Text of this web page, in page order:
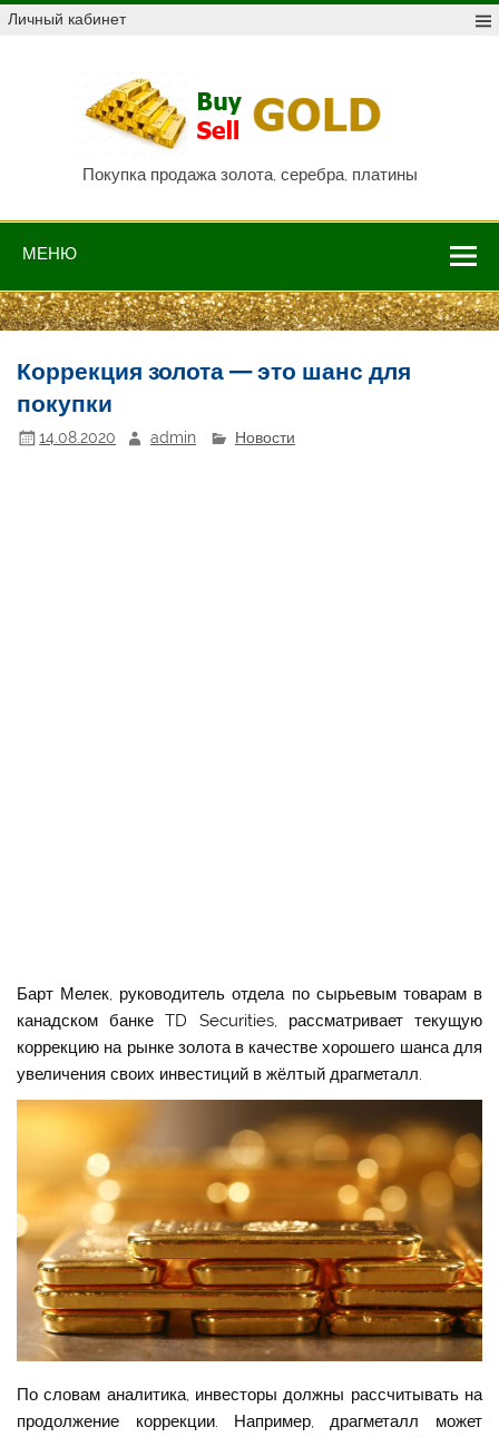
Skip
toЛичный кабинет
Покупка продажа золота, серебра, платины
МЕНЮ
Коррекция золота — это шанс для
покупки
14.08.2020 admin Новости
Барт Мелек, руководитель отдела по сырьевым товарам в
канадском банке TD Securities, рассматривает текущую
коррекцию на рынке золота в качестве хорошего шанса для
увеличения своих инвестиций в жёлтый драгметалл.
По словам аналитика, инвесторы должны рассчитывать на
продолжение коррекции. Например, драгметалл может